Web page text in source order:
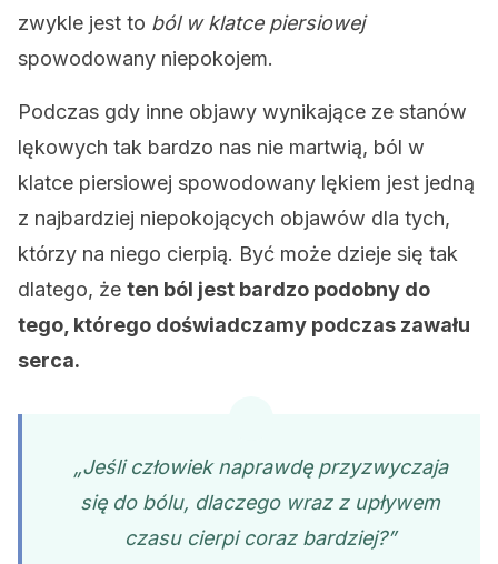
zwykle jest to ból w klatce piersiowej
spowodowany niepokojem.
Podczas gdy inne objawy wynikające ze stanów
lękowych tak bardzo nas nie martwią, ból w
klatce piersiowej spowodowany lękiem jest jedną
z najbardziej niepokojących objawów dla tych,
którzy na niego cierpią. Być może dzieje się tak
dlatego, że ten ból jest bardzo podobny do
tego, którego doświadczamy podczas zawału
serca.
„Jeśli człowiek naprawdę przyzwyczaja
się do bólu, dlaczego wraz z upływem
czasu cierpi coraz bardziej?”